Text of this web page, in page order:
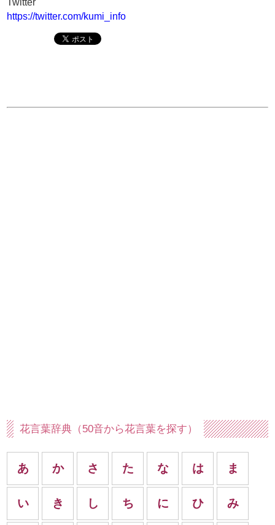
Twitter
https://twitter.com/kumi_info
花言葉辞典（50音から花言葉を探す）
あ
い
か
き
さ
し
た
ち
な
に
は
ひ
ま
み